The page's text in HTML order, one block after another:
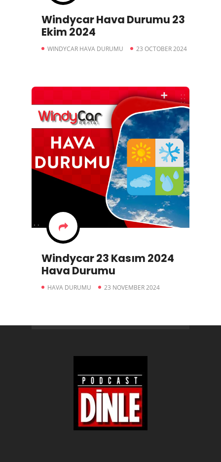
Windycar Hava Durumu 23
Ekim 2024
WINDYCAR HAVA DURUMU 23 OCTOBER 2024
Windycar 23 Kasım 2024
Hava Durumu
HAVA DURUMU 23 NOVEMBER 2024